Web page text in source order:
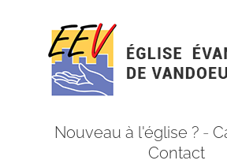
Nouveau à l'église ? -
Contact